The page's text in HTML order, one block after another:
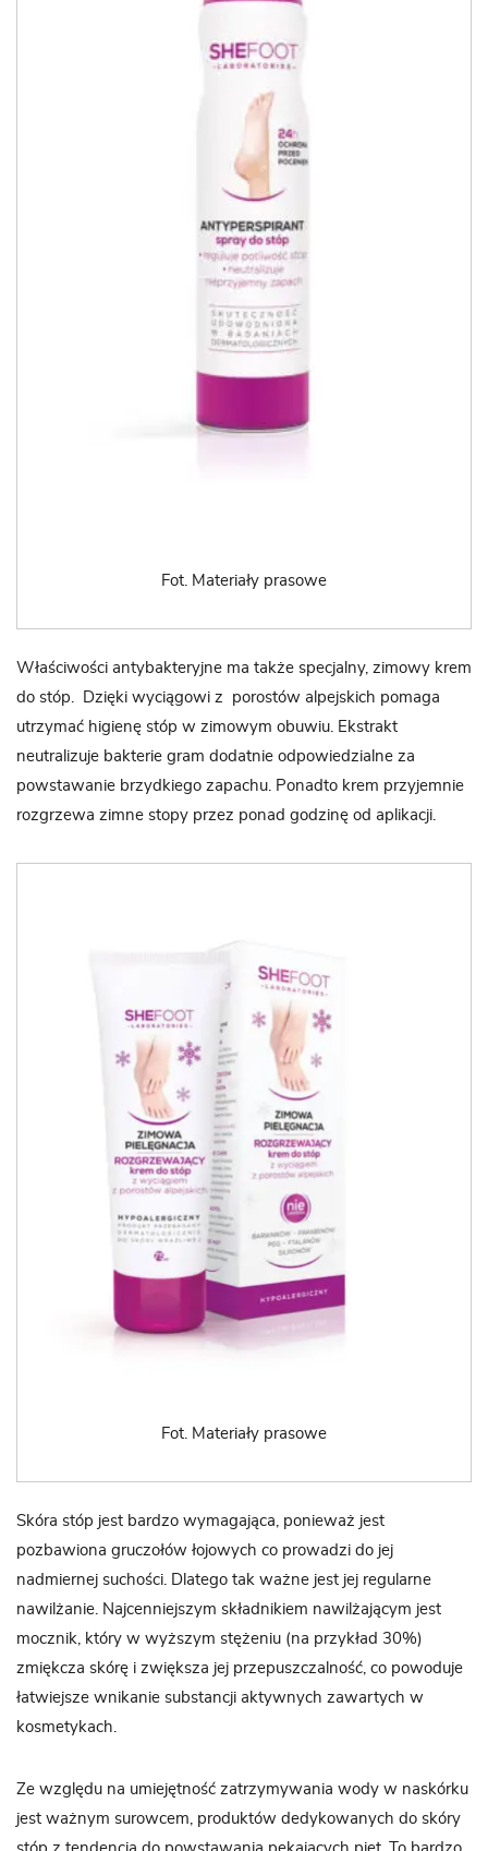
Fot. Materiały prasowe
Właściwości antybakteryjne ma także specjalny, zimowy krem
do stóp. Dzięki wyciągowi z porostów alpejskich pomaga
utrzymać higienę stóp w zimowym obuwiu. Ekstrakt
neutralizuje bakterie gram dodatnie odpowiedzialne za
powstawanie brzydkiego zapachu. Ponadto krem przyjemnie
rozgrzewa zimne stopy przez ponad godzinę od aplikacji.
Fot. Materiały prasowe
Skóra stóp jest bardzo wymagająca, ponieważ jest
pozbawiona gruczołów łojowych co prowadzi do jej
nadmiernej suchości. Dlatego tak ważne jest jej regularne
nawilżanie. Najcenniejszym składnikiem nawilżającym jest
mocznik, który w wyższym stężeniu (na przykład 30%)
zmiękcza skórę i zwiększa jej przepuszczalność, co powoduje
łatwiejsze wnikanie substancji aktywnych zawartych w
kosmetykach.
Ze względu na umiejętność zatrzymywania wody w naskórku
jest ważnym surowcem, produktów dedykowanych do skóry